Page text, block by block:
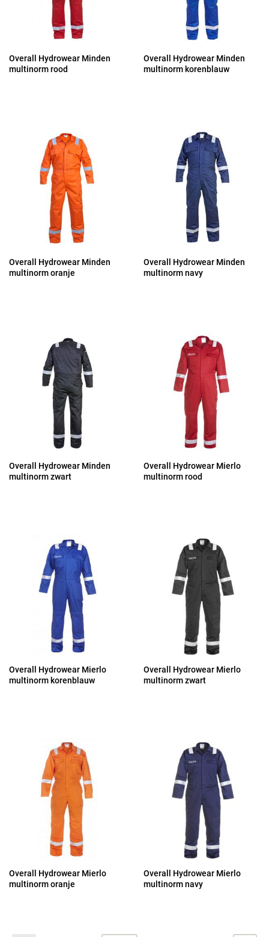
Overall Hydrowear Minden
multinorm rood
Overall Hydrowear Minden
multinorm korenblauw
Overall Hydrowear Minden
multinorm oranje
Overall Hydrowear Minden
multinorm navy
Overall Hydrowear Minden
multinorm zwart
Overall Hydrowear Mierlo
multinorm rood
Overall Hydrowear Mierlo
multinorm korenblauw
Overall Hydrowear Mierlo
multinorm zwart
Overall Hydrowear Mierlo
multinorm oranje
Overall Hydrowear Mierlo
multinorm navy